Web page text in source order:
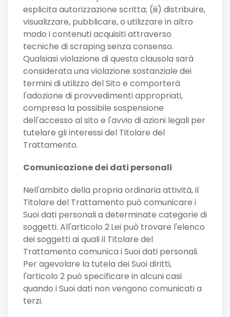
esplicita autorizzazione scritta; (iii) distribuire,
visualizzare, pubblicare, o utilizzare in altro
modo i contenuti acquisiti attraverso
tecniche di scraping senza consenso.
Qualsiasi violazione di questa clausola sarà
considerata una violazione sostanziale dei
termini di utilizzo del Sito e comporterà
l'adozione di provvedimenti appropriati,
compresa la possibile sospensione
dell'accesso al sito e l'avvio di azioni legali per
tutelare gli interessi del Titolare del
Trattamento.
Comunicazione dei dati personali
Nell'ambito della propria ordinaria attività, il
Titolare del Trattamento può comunicare i
Suoi dati personali a determinate categorie di
soggetti. All'articolo 2Lei può trovare l'elenco
dei soggetti ai quali il Titolare del
Trattamento comunica i Suoi dati personali.
Per agevolare la tutela dei Suoi diritti,
l'articolo 2 può specificare in alcuni casi
quando i Suoi dati non vengono comunicati a
terzi.